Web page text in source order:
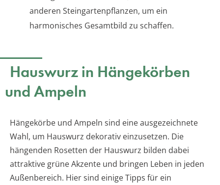
anderen Steingartenpflanzen, um ein
harmonisches Gesamtbild zu schaffen.
Hauswurz in Hängekörben
und Ampeln
Hängekörbe und Ampeln sind eine ausgezeichnete
Wahl, um Hauswurz dekorativ einzusetzen. Die
hängenden Rosetten der Hauswurz bilden dabei
attraktive grüne Akzente und bringen Leben in jeden
Außenbereich. Hier sind einige Tipps für ein